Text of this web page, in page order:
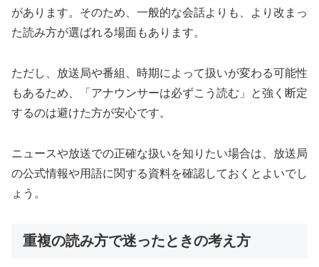
があります。そのため、一般的な会話よりも、より改まっ
た読み方が選ばれる場面もあります。
ただし、放送局や番組、時期によって扱いが変わる可能性
もあるため、「アナウンサーは必ずこう読む」と強く断定
するのは避けた方が安心です。
ニュースや放送での正確な扱いを知りたい場合は、放送局
の公式情報や用語に関する資料を確認しておくとよいでし
ょう。
重複の読み方で迷ったときの考え方